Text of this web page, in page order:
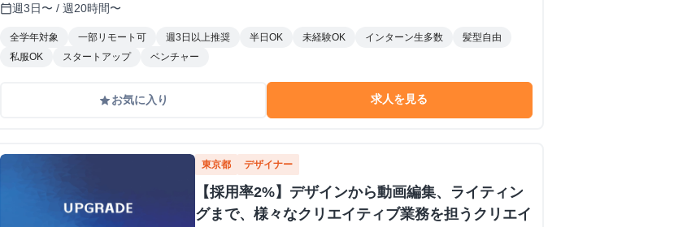
calendar_today週3日〜 / 週20時間〜
全学年対象 一部リモート可 週3日以上推奨 半日OK 未経験OK インターン生多数
髪型自由
私服OK
スタートアップ ベンチャー
gradeお気に入り 求人を見る
東京都 デザイナー
【採用率2%】デザインから動画編集、ライティン
グまで、様々なクリエイティブ業務を担うクリエイ